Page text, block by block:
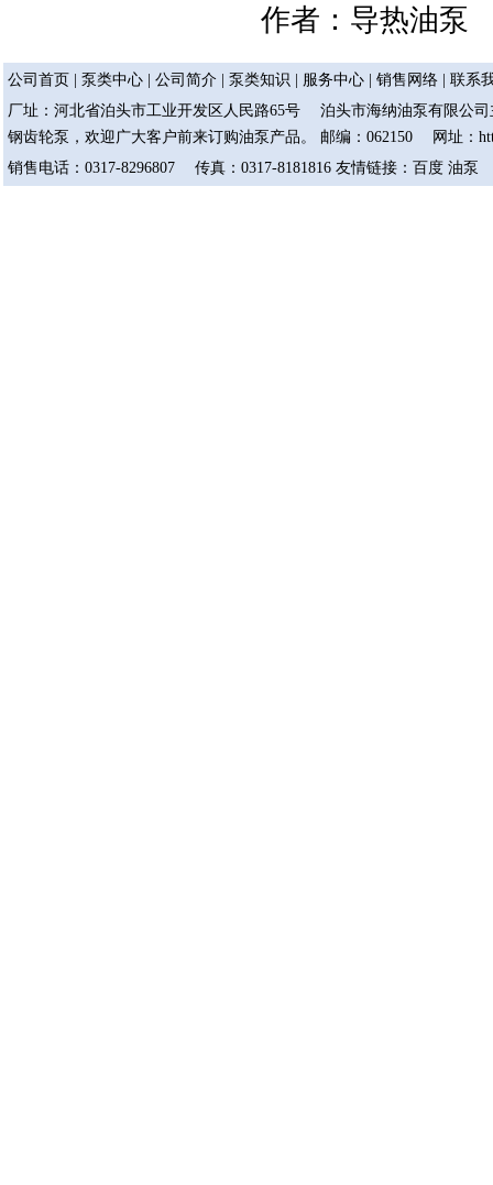
作者： 导热油泵
公司首页 泵类中心 公司简介 泵类知识 服务中心 销售网络
联系
厂址：河北省泊头市工业开发区人民路65号 泊头市海纳油泵有限公
钢齿轮泵，欢迎广大客户前来订购油泵产品。 邮编：062150 网址：
销售电话：0317-8296807 传真：0317-8181816 友情链接： 百度 油泵